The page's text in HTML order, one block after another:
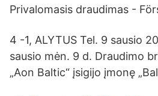
Privalomasis draudimas -
4 -1, ALYTUS Tel. 9 sausio
sausio mėn. 9 d. Draudimo
„Aon Baltic“ įsigijo įmonę